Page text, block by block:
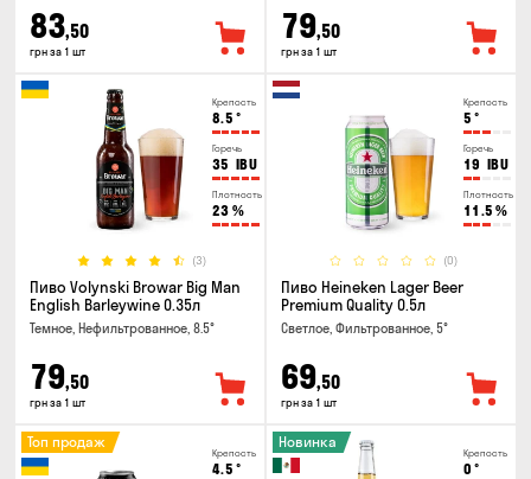
83,50
грн за 1 шт
79,50
грн за 1 шт
Крепость
8.5 °
Горечь
35 IBU
Плотность
23 %
(3)
Пиво Volynski Browar Big Man
English Barleywine 0.35л
Темное, Нефильтрованное, 8.5°
79,50
грн за 1 шт
Крепость
5 °
Горечь
19 IBU
Плотность
11.5 %
(0)
Пиво Heineken Lager Beer
Premium Quality 0.5л
Светлое, Фильтрованное, 5°
69,50
грн за 1 шт
Крепость
4.5 °
Топ продаж
Крепость
0 °
Новинка